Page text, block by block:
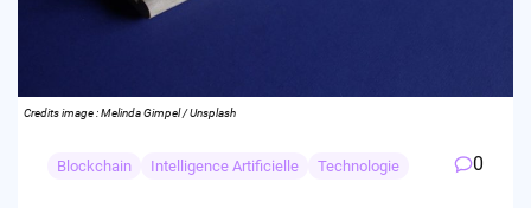
Credits image : Melinda Gimpel / Unsplash
Blockchain Intelligence Artificielle Technologie 0